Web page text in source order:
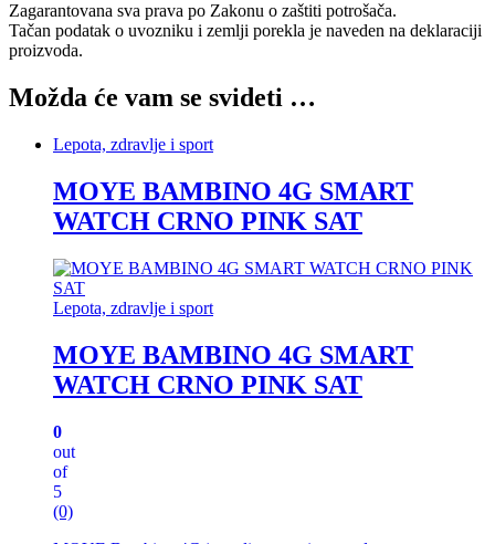
Zagarantovana sva prava po Zakonu o zaštiti potrošača.
Tačan podatak o uvozniku i zemlji porekla je naveden na deklaraciji
proizvoda.
Možda će vam se svideti …
Lepota, zdravlje i sport
MOYE BAMBINO 4G SMART
WATCH CRNO PINK SAT
Lepota, zdravlje i sport
MOYE BAMBINO 4G SMART
WATCH CRNO PINK SAT
0
out
of
5
(0)